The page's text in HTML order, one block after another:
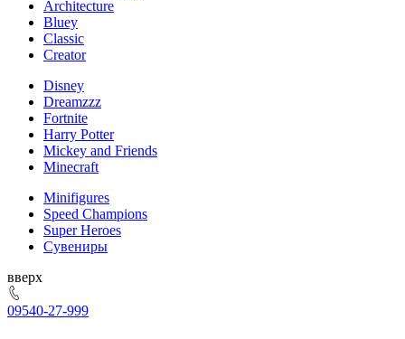
Architecture
Bluey
Classic
Creator
Disney
Dreamzzz
Fortnite
Harry Potter
Mickey and Friends
Minecraft
Minifigures
Speed Champions
Super Heroes
Сувениры
ерх
09540-27-999